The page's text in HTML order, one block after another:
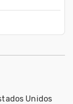
Unidos